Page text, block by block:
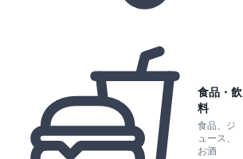
食品・飲
料
食品、ジ
ュース、
お酒